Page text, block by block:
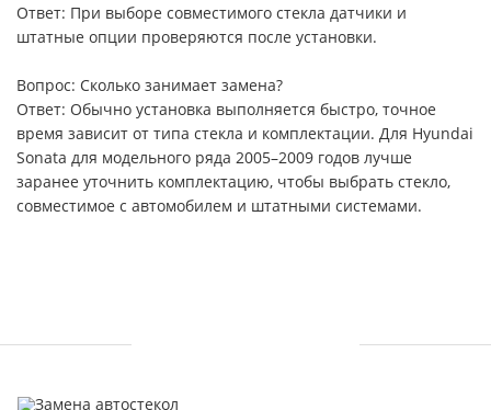
Ответ: При выборе совместимого стекла датчики и
штатные опции проверяются после установки.
Вопрос: Сколько занимает замена?
Ответ: Обычно установка выполняется быстро, точное
время зависит от типа стекла и комплектации. Для Hyundai
Sonata для модельного ряда 2005–2009 годов лучше
заранее уточнить комплектацию, чтобы выбрать стекло,
совместимое с автомобилем и штатными системами.